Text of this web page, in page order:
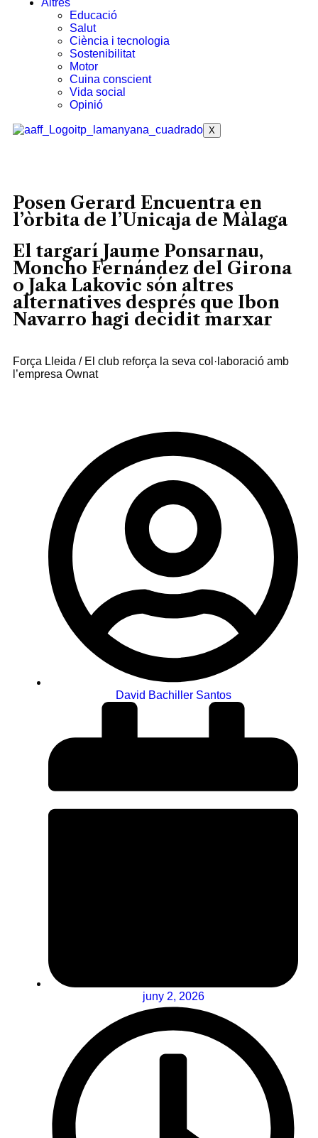
Altres
Educació
Salut
Ciència i tecnologia
Sostenibilitat
Motor
Cuina conscient
Vida social
Opinió
X
Posen Gerard Encuentra en
l’òrbita de l’Unicaja de Màlaga
El targarí Jaume Ponsarnau,
Moncho Fernández del Girona
o Jaka Lakovic són altres
alternatives després que Ibon
Navarro hagi decidit marxar
Força Lleida / El club reforça la seva col·laboració amb
l’empresa Ownat
David Bachiller Santos
juny 2, 2026